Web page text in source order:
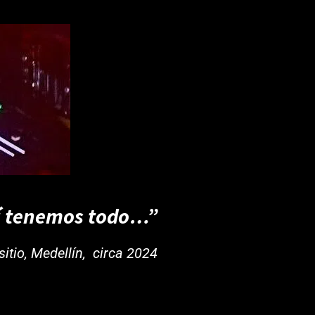
todo…”
Medellín, circa 2024